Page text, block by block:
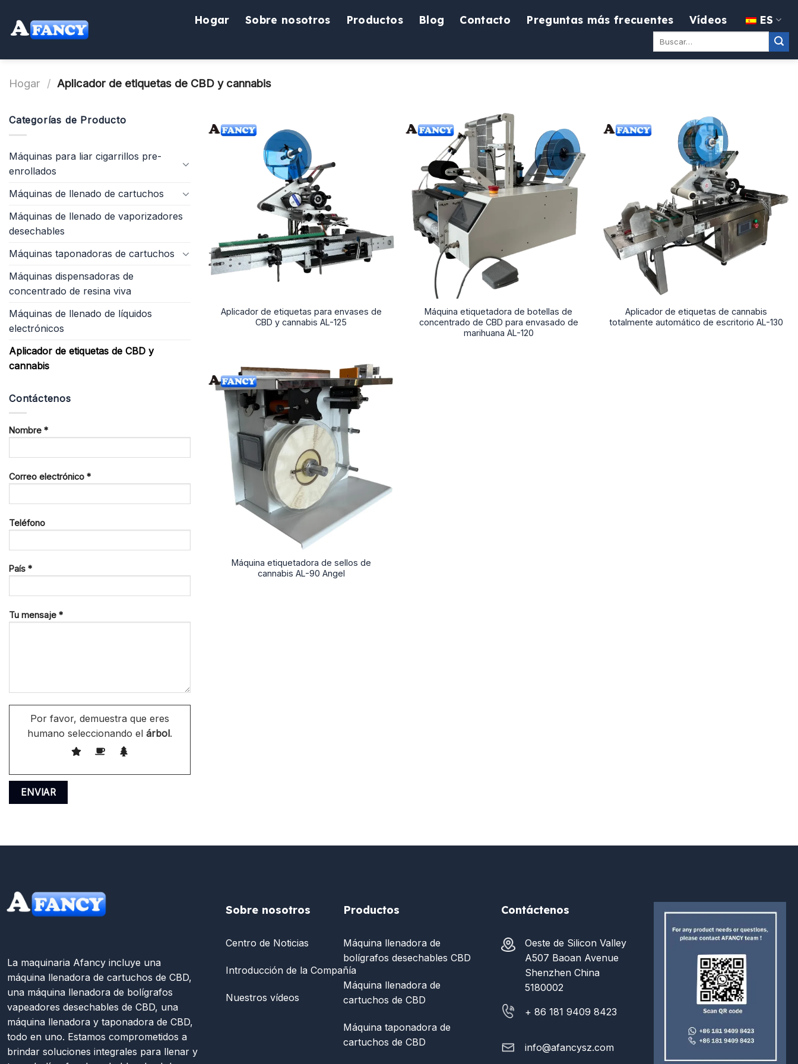
contenido
Hogar Sobre nosotros Productos Blog Contacto Preguntas más frecuentes Vídeos ES
Hogar / Aplicador de etiquetas de CBD y cannabis
Categorías de Producto
Máquinas para liar cigarrillos pre-
enrollados
Máquinas de llenado de cartuchos
Máquinas de llenado de vaporizadores
desechables
Máquinas taponadoras de cartuchos
Máquinas dispensadoras de
concentrado de resina viva
Máquinas de llenado de líquidos
electrónicos
Aplicador de etiquetas de CBD y
cannabis
Contáctenos
Nombre *
Correo electrónico *
Teléfono
País *
Tu mensaje *
Por favor, demuestra que eres
humano seleccionando el árbol.
Aplicador de etiquetas para envases de
CBD y cannabis AL-125
Máquina etiquetadora de botellas de
concentrado de CBD para envasado de
marihuana AL-120
Aplicador de etiquetas de cannabis
totalmente automático de escritorio AL-130
Máquina etiquetadora de sellos de
cannabis AL-90 Angel
La maquinaria Afancy incluye una
máquina llenadora de cartuchos de CBD,
una máquina llenadora de bolígrafos
vapeadores desechables de CBD, una
máquina llenadora y taponadora de CBD,
todo en uno. Estamos comprometidos a
brindar soluciones integrales para llenar y
Sobre nosotros
Centro de Noticias
Introducción de la Compañía
Nuestros vídeos
Productos
Máquina llenadora de
bolígrafos desechables CBD
Máquina llenadora de
cartuchos de CBD
Máquina taponadora de
cartuchos de CBD
Contáctenos
Oeste de Silicon Valley
A507 Baoan Avenue
Shenzhen China
5180002
+ 86 181 9409 8423
info@afancysz.com